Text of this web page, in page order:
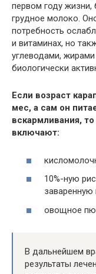
первом году жизни,
грудное молоко.
потребность
и витаминах, но
углеводами,
биологически
Если возраст
мес, а сам он
вскармливания,
включают:
10%-ную
заваренную
овощное
В дальнейшем
результаты